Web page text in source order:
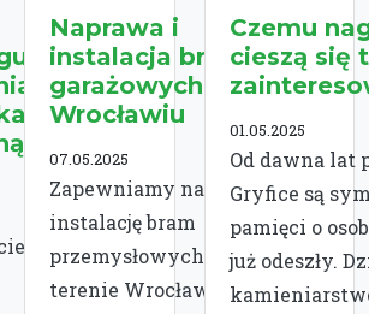
i
-
Naprawa i
instalacja bram
garażowych we
Wrocławiu
07.05.2025
Zapewniamy naprawę i
instalację bram
przemysłowych na
terenie Wrocławia.
Czemu
cieszą się
01.05.2025
Od dawna lat
Gryfice są
pamięci o
już odeszły.